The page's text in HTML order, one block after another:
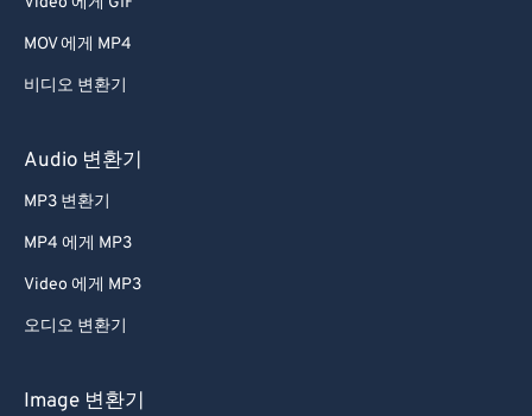
MOV 에게 MP4
비디오 변환기
Audio 변환기
MP3 변환기
MP4 에게 MP3
Video 에게 MP3
오디오 변환기
Image 변환기